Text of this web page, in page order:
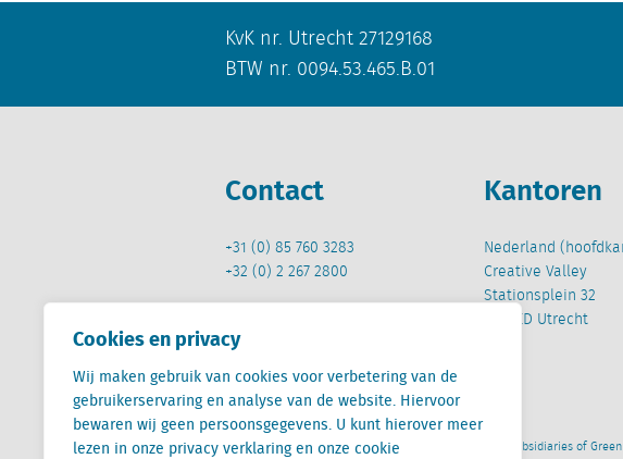
Cookies en privacy
Wij maken gebruik van cookies voor verbetering van de
gebruikerservaring en analyse van de website. Hiervoor
bewaren wij geen persoonsgegevens. U kunt hierover meer
lezen in onze privacy verklaring en onze cookie
KvK nr. Utrecht 27129168
BTW nr. 0094.53.465.B.01
Contact
+31 (0) 85 760 3283
+32 (0) 2 267 2800
Kantoren
Nederland
Creative Valley
Stationsplein 32
3511 ED Utrecht
Locatus B.V. and Locatus Belgie B.V. are wholly-owned subsidiaries of